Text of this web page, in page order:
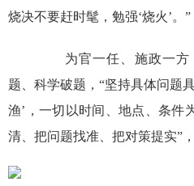
烧决不要赶时髦，勉强‘烧火’。”
为官一任、施政一方
题、科学破题，“坚持具体问题
渔’，一切以时间、地点、条件
清、把问题找准、把对策提实”